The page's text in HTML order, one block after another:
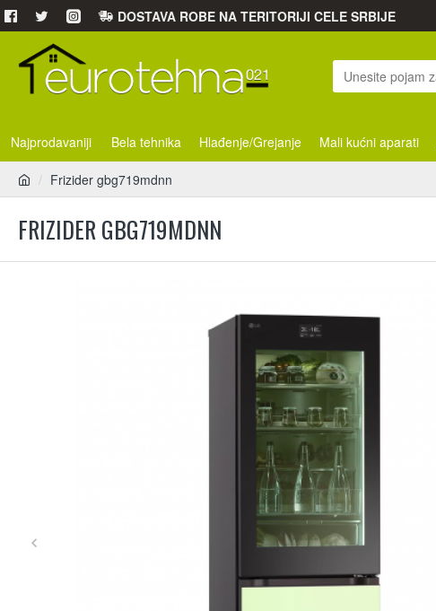
DOSTAVA ROBE NA TERITORIJI CELE SRBIJE
Najprodavaniji Bela tehnika Hlađenje/Grejanje Mali kućni aparati
Frizider gbg719mdnn
FRIZIDER GBG719MDNN